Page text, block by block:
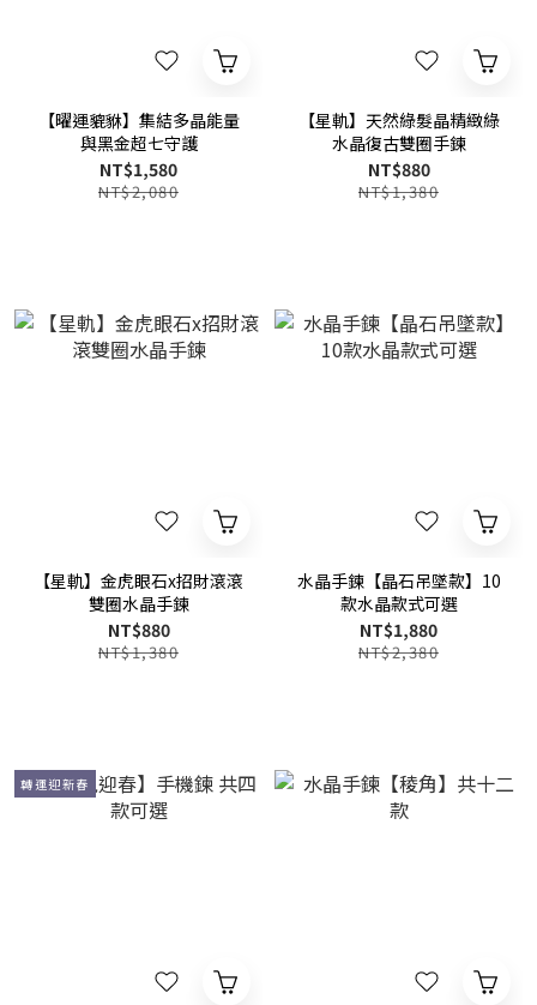
【曜運貔貅】集結多晶能量
與黑金超七守護
NT$1,580
NT$2,080
【星軌】天然綠髮晶精緻綠
水晶復古雙圈手鍊
NT$880
NT$1,380
【星軌】金虎眼石x招財滾滾
雙圈水晶手鍊
NT$880
NT$1,380
水晶手鍊【晶石吊墜款】10
款水晶款式可選
NT$1,880
NT$2,380
轉運迎新春